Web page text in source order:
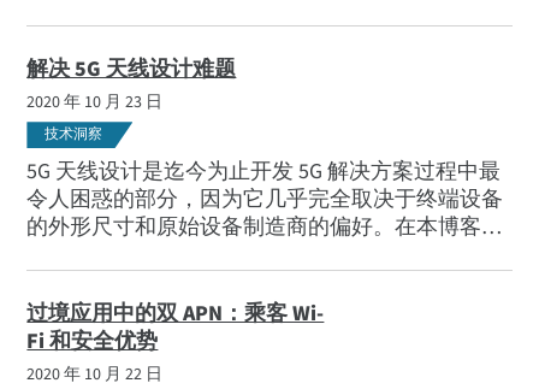
解决 5G 天线设计难题
2020 年 10 月 23 日
技术洞察
5G 天线设计是迄今为止开发 5G 解决方案过程中最
令人困惑的部分，因为它几乎完全取决于终端设备
的外形尺寸和原始设备制造商的偏好。在本博客
过境应用中的双 APN：乘客 Wi-
Fi 和安全优势
2020 年 10 月 22 日